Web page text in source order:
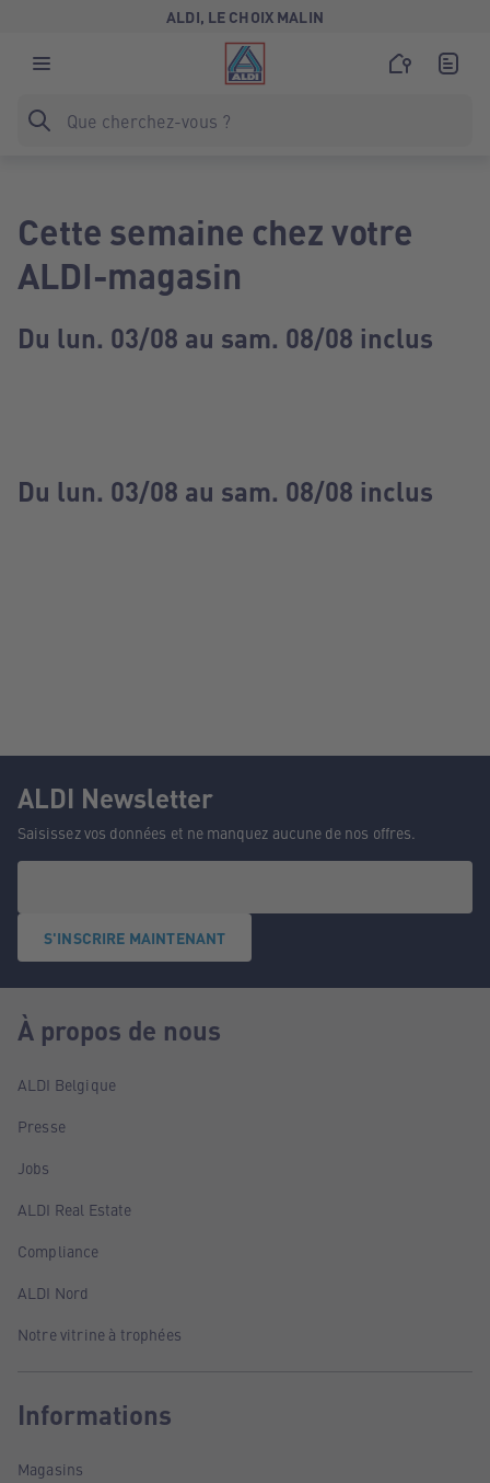
ALDI, LE CHOIX MALIN
Cette semaine chez votre
ALDI-magasin
Du lun. 03/08 au sam. 08/08 inclus
Du lun. 03/08 au sam. 08/08 inclus
ALDI Newsletter
Saisissez vos données et ne manquez aucune de nos offres.
S'INSCRIRE MAINTENANT
À propos de nous
ALDI Belgique
Presse
Jobs
ALDI Real Estate
Compliance
ALDI Nord
Notre vitrine à trophées
Informations
Magasins